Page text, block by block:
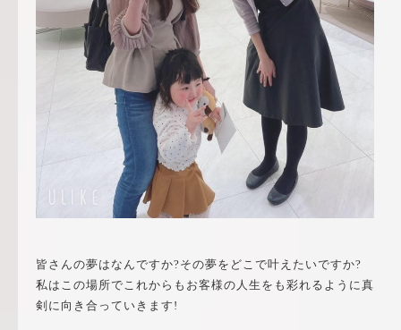
皆さんの夢はなんですか?その夢をどこで叶えたいですか?
私はこの場所でこれからもお客様の人生をも彩れるように真
剣に向き合っていきます!